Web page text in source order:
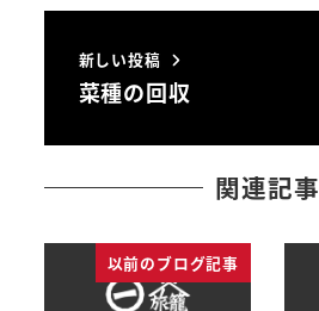
新しい投稿
菜種の回収
関連記事
以前のブログ記事